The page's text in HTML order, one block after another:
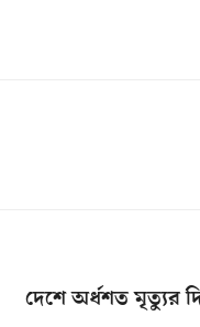
দেশে অর্ধশত মৃত্যুর